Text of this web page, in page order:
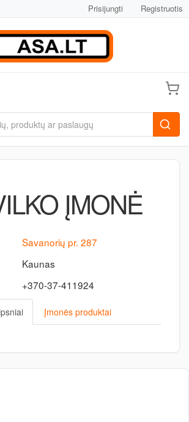
Prisijungti Registruotis
ĮMONĖ
Savanorių pr. 287
Kaunas
+370-37-411924
Įmonės produktai